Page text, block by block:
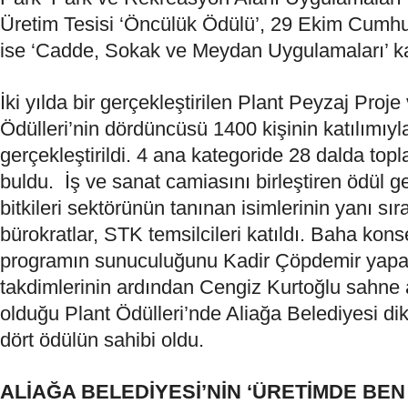
Üretim Tesisi ‘Öncülük Ödülü’, 29 Ekim
ise ‘Cadde, Sokak ve Meydan Uygulamaları’
İki yılda bir gerçekleştirilen Plant Peyzaj
Ödülleri’nin dördüncüsü 1400 kişinin
gerçekleştirildi. 4 ana kategoride 28 dalda
buldu. İş ve sanat camiasını birleştiren ödül
bitkileri sektörünün tanınan isimlerinin yanı
bürokratlar, STK temsilcileri katıldı. Baha
programın sunuculuğunu Kadir Çöpdemir
takdimlerinin ardından Cengiz Kurtoğlu sahne
olduğu Plant Ödülleri’nde Aliağa Belediyesi d
dört ödülün sahibi oldu.
ALİAĞA BELEDİYESİ’NİN ‘ÜRETİMDE BEN